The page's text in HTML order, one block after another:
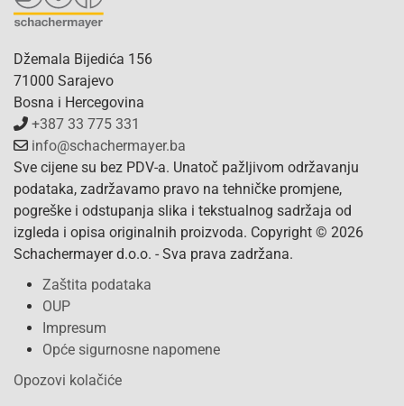
Džemala Bijedića 156
71000 Sarajevo
Bosna i Hercegovina
+387 33 775 331
info@schachermayer.ba
Sve cijene su bez PDV-a. Unatoč pažljivom održavanju
podataka, zadržavamo pravo na tehničke promjene,
pogreške i odstupanja slika i tekstualnog sadržaja od
izgleda i opisa originalnih proizvoda. Copyright © 2026
Schachermayer d.o.o. - Sva prava zadržana.
Zaštita podataka
OUP
Impresum
Opće sigurnosne napomene
Opozovi kolačiće